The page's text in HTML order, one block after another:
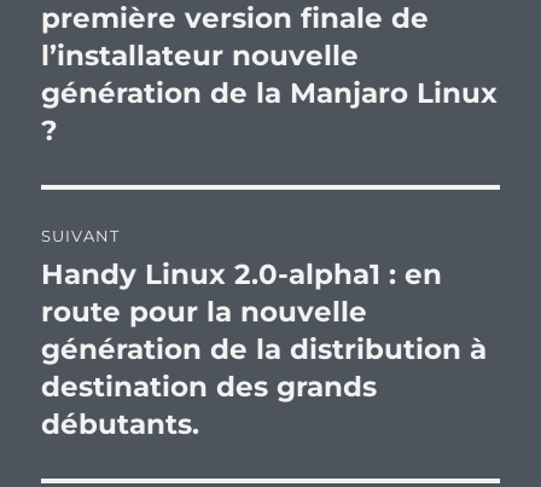
l’article
précédente :
première version finale de
l’installateur nouvelle
génération de la Manjaro Linux
?
SUIVANT
Publication
suivante :
Handy Linux 2.0-alpha1 : en
route pour la nouvelle
génération de la distribution à
destination des grands
débutants.